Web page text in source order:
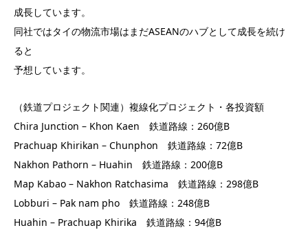
成長しています。
同社ではタイの物流市場はまだASEANのハブとして成長を続け
ると
予想しています。
（鉄道プロジェクト関連）複線化プロジェクト・各投資額
Chira Junction – Khon Kaen 鉄道路線：260億B
Prachuap Khirikan – Chunphon 鉄道路線：72億B
Nakhon Pathorn – Huahin 鉄道路線：200億B
Map Kabao – Nakhon Ratchasima 鉄道路線：298億B
Lobburi – Pak nam pho 鉄道路線：248億B
Huahin – Prachuap Khirika 鉄道路線：94億B